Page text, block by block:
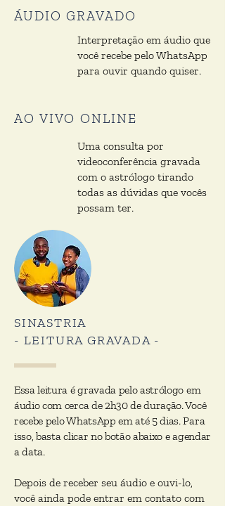
ÁUDIO GRAVADO
Interpretação em áudio que
você recebe pelo WhatsApp
para ouvir quando quiser.​
AO VIVO ONLINE
Uma consulta por
videoconferência gravada
com o astrólogo tirando
todas as dúvidas que vocês
possam ter.
SINASTRIA
- LEITURA GRAVADA -
Essa leitura é gravada pelo astrólogo em
áudio com cerca de 2h30 de duração. Você
recebe pelo WhatsApp em até 5 dias. Para
isso, basta clicar no botão abaixo e agendar
a data.
Depois de receber seu áudio e ouvi-lo,
você ainda pode entrar em contato com